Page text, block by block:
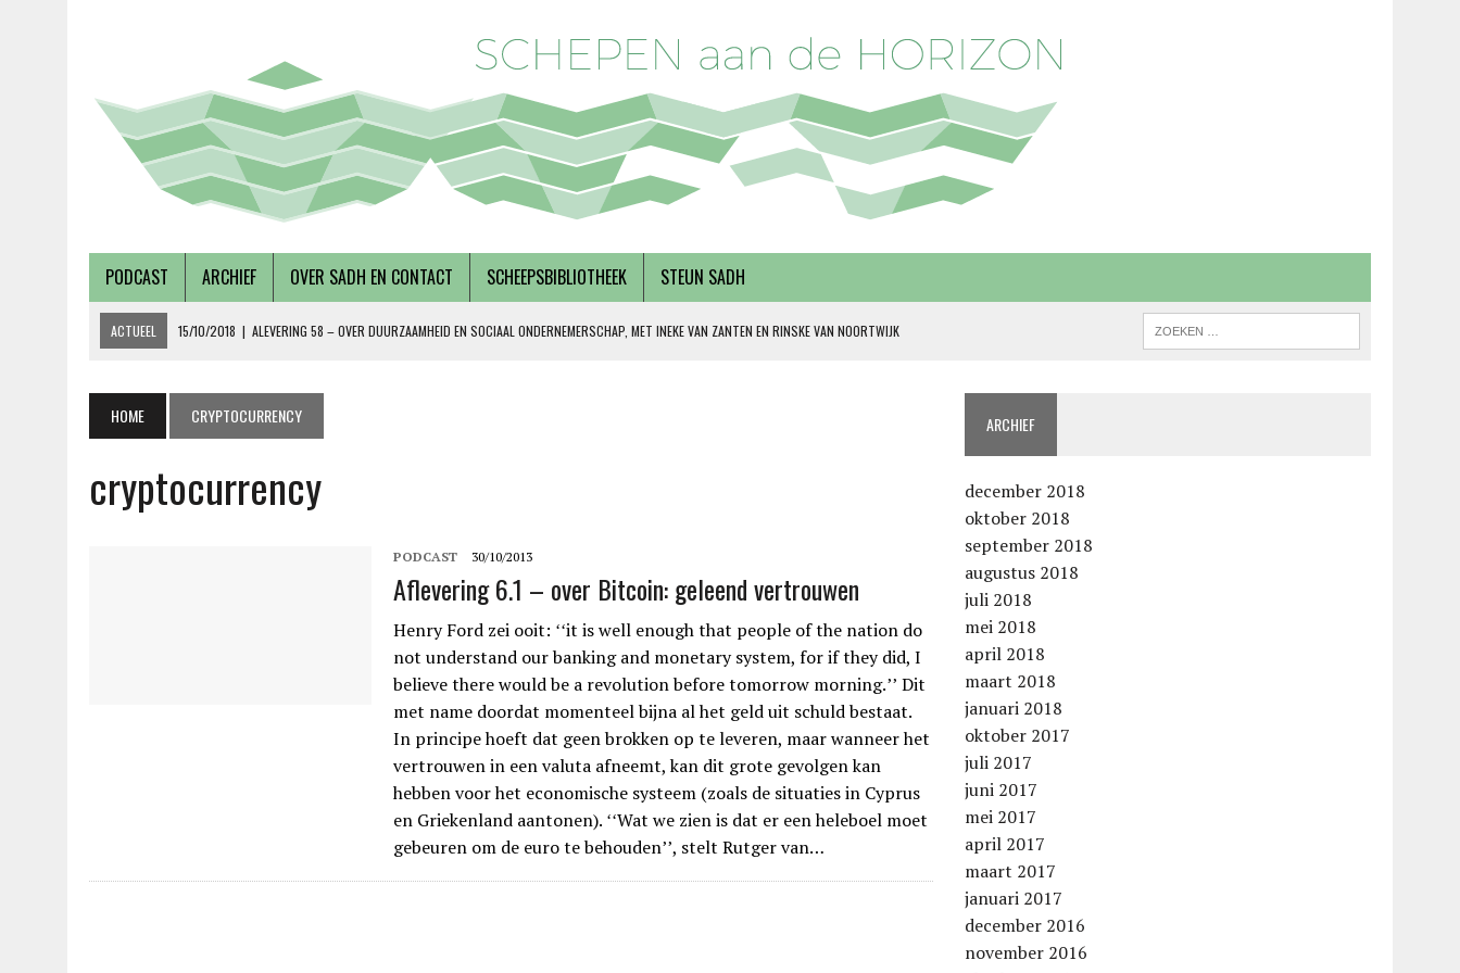
PODCAST ARCHIEF OVER SADH EN CONTACT SCHEEPSBIBLIOTHEEK STEUN SADH
ACTUEEL 15/10/2018 | ALEVERING 58 – OVER DUURZAAMHEID EN SOCIAAL ONDERNEMERSCHAP, MET INEKE VAN ZANTEN EN RINSKE VAN NOORTWIJK
27/07/2018 | AFLEVERING 56 – OVER METABOLE ZIEKTEN, MET TERRY DERKS
08/12/2018
HOME CRYPTOCURRENCY
cryptocurrency
PODCAST 30/10/2013
Aflevering 6.1 – over Bitcoin: geleend vertrouwen
Henry Ford zei ooit: ʻʻit is well enough that people of the nation do
not understand our banking and monetary system, for if they did, I
believe there would be a revolution before tomorrow morning.ʼʼ Dit
met name doordat momenteel bijna al het geld uit schuld bestaat.
In principe hoeft dat geen brokken op te leveren, maar wanneer het
vertrouwen in een valuta afneemt, kan dit grote gevolgen kan
hebben voor het economische systeem (zoals de situaties in Cyprus
en Griekenland aantonen). ʻʻWat we zien is dat er een heleboel moet
gebeuren om de euro te behoudenʼʼ, stelt Rutger van…
ARCHIEF
december 2018
oktober 2018
september 2018
augustus 2018
juli 2018
mei 2018
april 2018
maart 2018
januari 2018
oktober 2017
juli 2017
juni 2017
mei 2017
april 2017
maart 2017
januari 2017
december 2016
november 2016